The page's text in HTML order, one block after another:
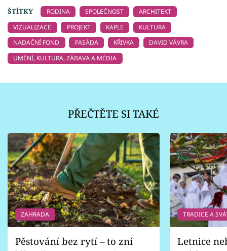
ŠTÍTKY
RODINA SPOLEČNOST
ARCHITEKT
VIZUALIZACE
PROJEKT KAPLE
KULTURA
NADAČNÍ FOND
FASÁDA KŘIVKA
DAVID VÁVRA
UMĚNÍ, KULTURA, ZÁBAVA A MÉDIA
PŘEČTĚTE SI TAKÉ
ZAHRADA
Pěstování bez rytí – to zní
TRADICE A
Letnice